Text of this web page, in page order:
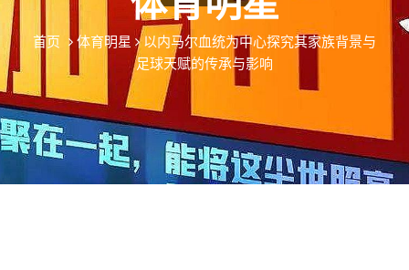
首页 体育明星
以内马尔血统为中心探究其家族背景与
足球天赋的传承与影响